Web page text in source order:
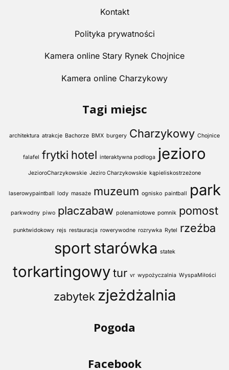
Kontakt
Polityka prywatności
Kamera online Stary Rynek Chojnice
Kamera online Charzykowy
Tagi miejsc
architektura atrakcje Bachorze BMX burgery Charzykowy Chojnice
falafel frytki hotel interaktywna podłoga jezioro
JezioroCharzykowskie Jeziro Charzykowskie kąpieliskostrzeżone
laserowypaintball lody masaże muzeum ognisko paintball park
parkwodny piwo placzabaw polenamiotowe pomnik pomost
punktwidokowy rejs restauracja rowerywodne rozrywka Rytel rzeźba
sport starówka statek
torkartingowytur vr wypożyczalnia WyspaMiłości
zabytek zjeżdżalnia
Pogoda
Facebook